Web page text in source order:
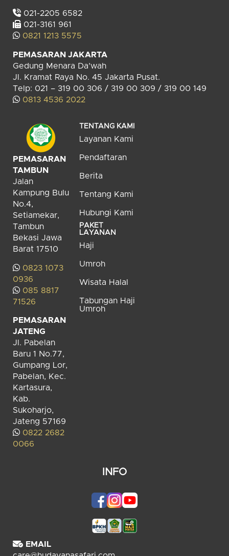
021-2205 6582
021-3161 961
0821 1213 5575
PEMASARAN JAKARTA
Gedung Menara Da’wah
Jl. Kramat Raya No. 45 Jakarta Pusat.
Telp: 021 – 319 00 306 / 319 00 309 / 319 00 149
0813 4536 2022
PEMASARAN
TAMBUN
Jalan
Kampung Bulu
No.4,
Setiamekar,
Tambun
Bekasi Jawa
Barat 17510
0823 1073
0936
085 8817
71526
PEMASARAN
JATENG
Jl. Pabelan
Baru 1 No.77,
Gumpang Lor,
Pabelan, Kec.
Kartasura,
Kab.
Sukoharjo,
Jateng 57169
0822 2682
0066
TENTANG KAMI
Layanan Kami
Pendaftaran
Berita
Tentang Kami
Hubungi Kami
PAKET
LAYANAN
Haji
Umroh
Wisata Halal
Tabungan Haji
Umroh
INFO
EMAIL